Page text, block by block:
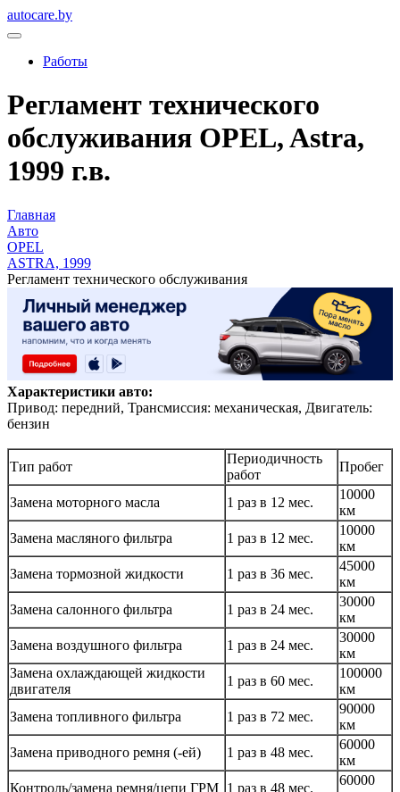
autocare.by
Работы
Регламент технического
обслуживания OPEL, Astra,
1999 г.в.
Главная
Авто
OPEL
ASTRA, 1999
Регламент технического обслуживания
Характеристики авто:
Привод: передний, Трансмиссия: механическая, Двигатель:
бензин
Тип работ
Периодичность
работ
Пробег
Замена моторного масла 1 раз в 12 мес.
10000
км
Замена масляного фильтра
1 раз в 12 мес.
10000
км
Замена тормозной жидкости
1 раз в 36 мес.
45000
км
Замена салонного фильтра
1 раз в 24 мес.
30000
км
Замена воздушного фильтра
1 раз в 24 мес.
30000
км
Замена охлаждающей жидкости
двигателя
1 раз в 60 мес.
100000
км
Замена топливного фильтра
1 раз в 72 мес.
90000
км
Замена приводного ремня (-ей)
1 раз в 48 мес.
60000
км
Контроль/замена ремня/цепи ГРМ 1 раз в 48 мес.
60000